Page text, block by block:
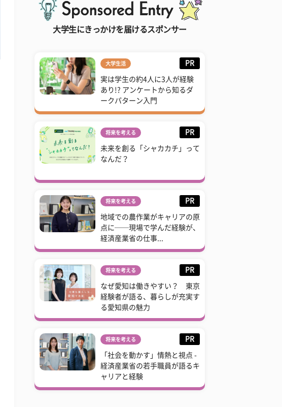
大学生にきっかけを届けるスポンサー
大学生活 PR
実は学生の約4人に3人が経験
あり!? アンケートから知るダ
ークパターン入門
将来を考える PR
未来を創る「シャカカチ」って
なんだ？
将来を考える PR
地域での農作業がキャリアの原
点に──現場で学んだ経験が、
経済産業省の仕事...
将来を考える PR
なぜ愛知は働きやすい？ 東京
経験者が語る、暮らしが充実す
る愛知県の魅力
将来を考える PR
「社会を動かす」情熱と視点 -
経済産業省の若手職員が語るキ
ャリアと経験